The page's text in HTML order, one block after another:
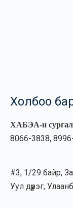
Холбоо
ХАБЭА-н
8066-3838,
#3, 1/29 байр,
Уул дүүрэг,